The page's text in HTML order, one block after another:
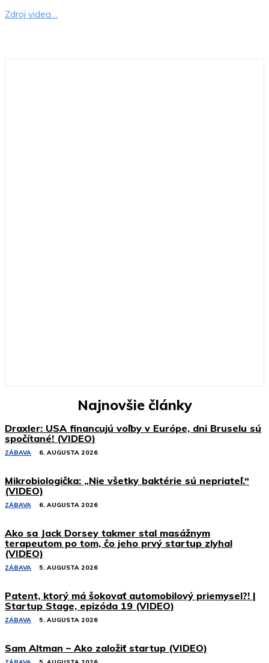
Zdroj videa…
Najnovšie články
Draxler: USA financujú voľby v Európe, dni Bruselu sú
spočítané! (VIDEO)
ZÁBAVA 6. AUGUSTA 2026
Mikrobiologička: „Nie všetky baktérie sú nepriateľ.“
(VIDEO)
ZÁBAVA 6. AUGUSTA 2026
Ako sa Jack Dorsey takmer stal masážnym
terapeutom po tom, čo jeho prvý startup zlyhal
(VIDEO)
ZÁBAVA 5. AUGUSTA 2026
Patent, ktorý má šokovať automobilový priemysel?! |
Startup Stage, epizóda 19 (VIDEO)
ZÁBAVA 5. AUGUSTA 2026
Sam Altman – Ako založiť startup (VIDEO)